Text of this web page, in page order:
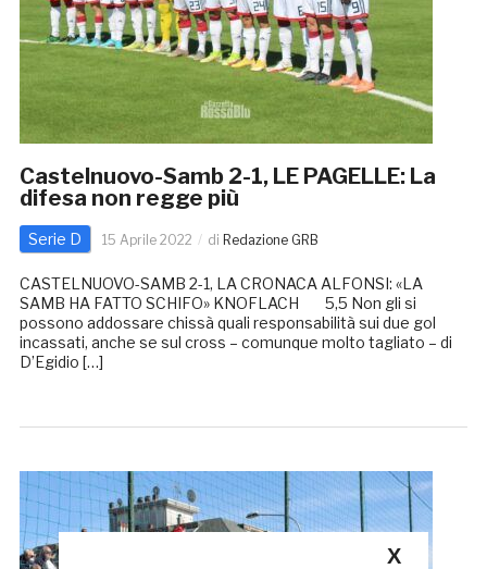
Castelnuovo-Samb 2-1, LE PAGELLE: La
difesa non regge più
Serie D 15 Aprile 2022 di Redazione GRB
CASTELNUOVO-SAMB 2-1, LA CRONACA ALFONSI: «LA
SAMB HA FATTO SCHIFO» KNOFLACH 5,5 Non gli si
possono addossare chissà quali responsabilità sui due gol
incassati, anche se sul cross – comunque molto tagliato – di
D’Egidio […]
X